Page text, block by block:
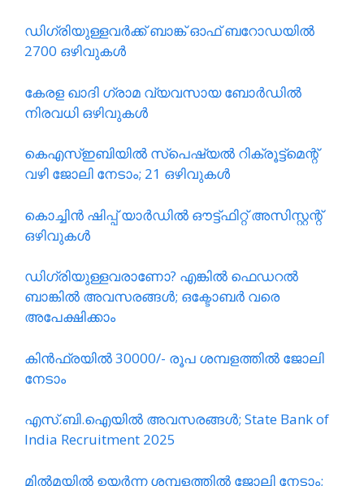
ഡിഗ്രിയുള്ളവർക്ക് ബാങ്ക് ഓഫ് ബറോഡയിൽ
2700 ഒഴിവുകൾ
കേരള ഖാദി ഗ്രാമ വ്യവസായ ബോർഡിൽ
നിരവധി ഒഴിവുകൾ
കെഎസ്ഇബിയിൽ സ്പെഷ്യൽ റിക്രൂട്ട്മെന്റ്
വഴി ജോലി നേടാം; 21 ഒഴിവുകൾ
കൊച്ചിൻ ഷിപ്പ് യാർഡിൽ ഔട്ട്ഫിറ്റ് അസിസ്റ്റന്റ്
ഒഴിവുകൾ
ഡിഗ്രിയുള്ളവരാണോ? എങ്കിൽ ഫെഡറൽ
ബാങ്കിൽ അവസരങ്ങൾ; ഒക്ടോബർ വരെ
അപേക്ഷിക്കാം
കിൻഫ്രയിൽ 30000/- രൂപ ശമ്പളത്തിൽ ജോലി
നേടാം
എസ്.ബി.ഐയിൽ അവസരങ്ങൾ; State Bank of
India Recruitment 2025
മിൽമയിൽ ഉയർന്ന ശമ്പളത്തിൽ ജോലി നേടാം;